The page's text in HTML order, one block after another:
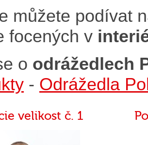
můžete podívat
focených v
o odrážedlech
- Odrážedla
velikost č. 1